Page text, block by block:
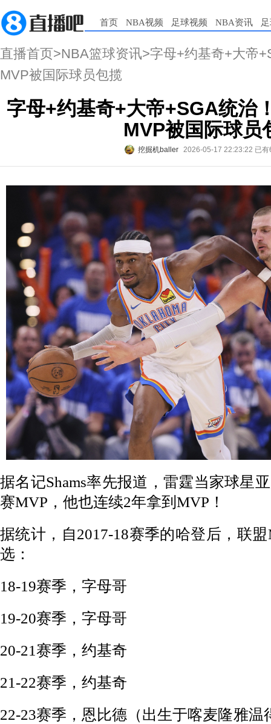
首页 NBA视频 足球视频 NBA资讯
直播首页>NBA篮球资讯>字母+约基奇+大帝
MVP被国际球员包揽
字母+约基奇+大帝+SGA统治
MVP被国际球员
挖掘机baller 2026-05-17 22:23:22 已
据名记Shams率先报道，雷霆当家球星
赛MVP，他也连续2年拿到MVP！
据统计，自2017-18赛季的哈登后，联
选：
18-19赛季，字母哥
19-20赛季，字母哥
20-21赛季，约基奇
21-22赛季，约基奇
22-23赛季，恩比德（出生于喀麦隆雅